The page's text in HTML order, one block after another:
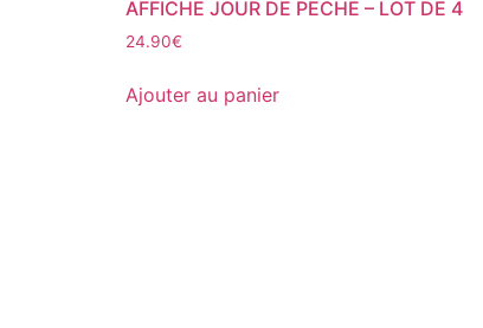
AFFICHE JOUR DE PECHE – LOT DE 4
24.90€
Ajouter au panier